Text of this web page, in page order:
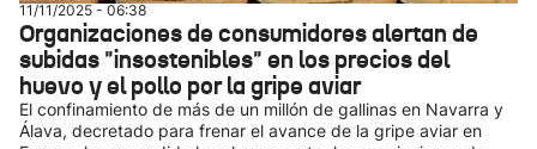
11/11/2025 - 06:38
Organizaciones de consumidores alertan de
subidas "insostenibles" en los precios del
huevo y el pollo por la gripe aviar
El confinamiento de más de un millón de gallinas en Navarra y
Álava, decretado para frenar el avance de la gripe aviar en